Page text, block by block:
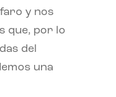
y nos
que, por lo
del
una